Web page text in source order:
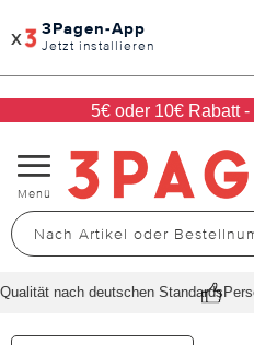
x 3Pagen-App
Jetzt installieren
5€ oder 10€ Rabatt
Navigation
umschalten
Menü
nach deutschen Standards